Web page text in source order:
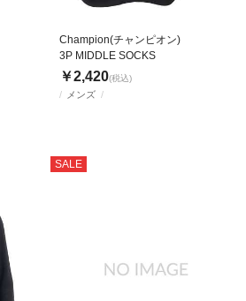
メンズ
Champion(チャンピオン)
3P MIDDLE SOCKS
￥2,420(税込)
SALE